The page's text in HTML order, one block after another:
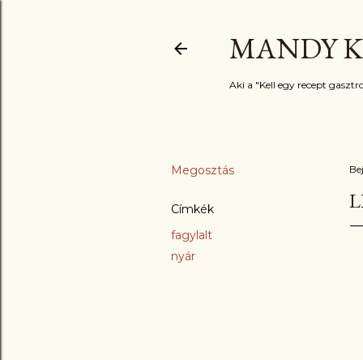
MANDY
Aki a "Kell egy recept
Megosztás
Címkék
fagylalt
nyár